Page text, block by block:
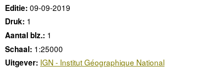
Editie: 09-09-2019
Druk: 1
Aantal blz.: 1
Schaal: 1:25000
Uitgever: IGN - Institut Géographique National